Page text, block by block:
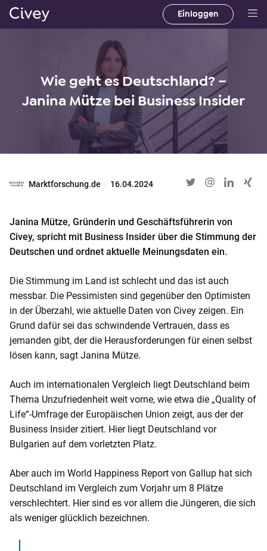
t
i
n
h
a
l
|
i
n
o
n
t
e
Einloggen
Wie geht es Deutschland? –
Janina Mütze bei Business Insider
Marktforschung.de 16.04.2024
Janina Mütze, Gründerin und Geschäftsführerin von
Civey, spricht mit Business Insider über die Stimmung der
Deutschen und ordnet aktuelle Meinungsdaten ein.
Die Stimmung im Land ist schlecht und das ist auch
messbar. Die Pessimisten sind gegenüber den Optimisten
in der Überzahl, wie aktuelle Daten von Civey zeigen. Ein
Grund dafür sei das schwindende Vertrauen, dass es
jemanden gibt, der die Herausforderungen für einen selbst
lösen kann, sagt Janina Mütze.
Auch im internationalen Vergleich liegt Deutschland beim
Thema Unzufriedenheit weit vorne, wie etwa die „Quality of
Life“-Umfrage der Europäischen Union zeigt, aus der der
Business Insider zitiert. Hier liegt Deutschland vor
Bulgarien auf dem vorletzten Platz.
Aber auch im World Happiness Report von Gallup hat sich
Deutschland im Vergleich zum Vorjahr um 8 Plätze
verschlechtert. Hier sind es vor allem die Jüngeren, die sich
als weniger glücklich bezeichnen.